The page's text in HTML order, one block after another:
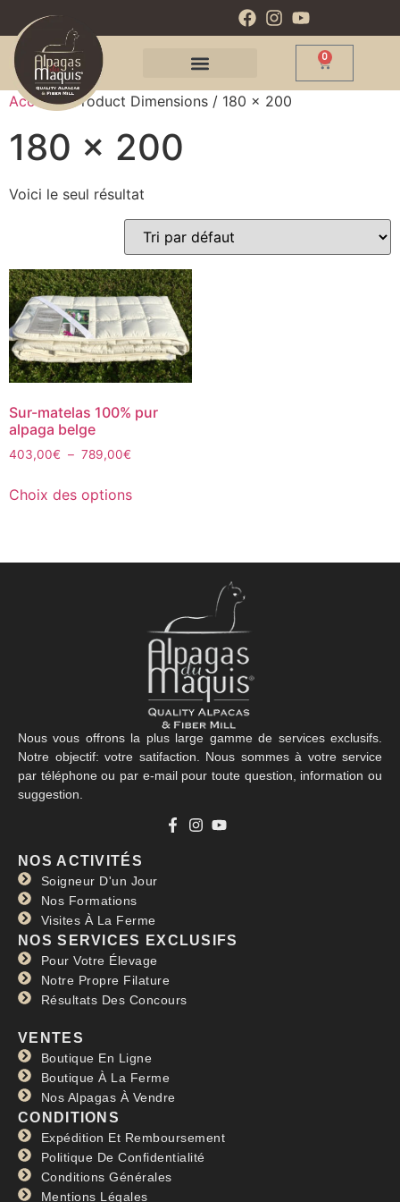
0
Accueil/ Product Dimensions / 180 x 200
180 x 200
Voici le seul résultat
Sur-matelas 100% pur
alpaga belge
403,00€ – 789,00€
Choix des options
Nous vous offrons la plus large gamme de services exclusifs.
Notre objectif: votre satifaction. Nous sommes à votre service
par téléphone ou par e-mail pour toute question, information ou
suggestion.
NOS ACTIVITÉS
Soigneur D'un Jour
Nos Formations
Visites À La Ferme
NOS SERVICES EXCLUSIFS
Pour Votre Élevage
Notre Propre Filature
Résultats Des Concours
VENTES
Boutique En Ligne
Boutique À La Ferme
Nos Alpagas À Vendre
CONDITIONS
Expédition Et Remboursement
Politique De Confidentialité
Conditions Générales
Mentions Légales